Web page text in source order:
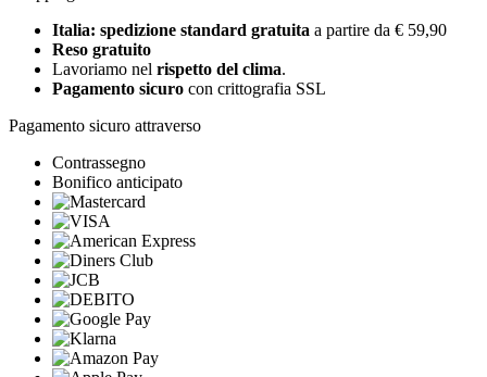
Italia: spedizione standard gratuita a partire da € 59,90
Reso gratuito
Lavoriamo nel rispetto del clima.
Pagamento sicuro con crittografia SSL
Pagamento sicuro attraverso
Contrassegno
Bonifico anticipato